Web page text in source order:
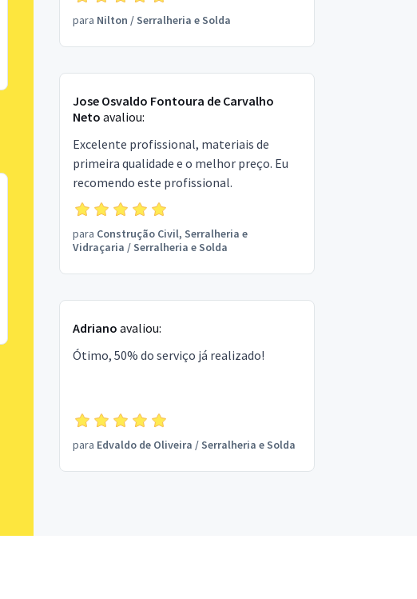
de terraço. E o indicaria para os
conhecidos.
para Nilton /Serralheria e Solda
Jose Osvaldo Fontoura de Carvalho
Neto avaliou:
Excelente profissional, materiais de
primeira qualidade e o melhor preço. Eu
recomendo este profissional.
para Construção Civil, Serralheria e
Vidraçaria /Serralheria e Solda
Adriano avaliou:
Ótimo, 50% do serviço já realizado!
para Edvaldo de Oliveira /Serralheria e Solda